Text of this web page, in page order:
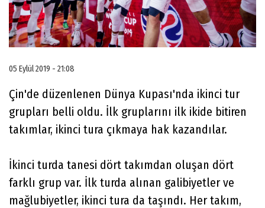
05 Eylül 2019 - 21:08
Çin'de düzenlenen Dünya Kupası'nda ikinci tur
grupları belli oldu. İlk gruplarını ilk ikide bitiren
takımlar, ikinci tura çıkmaya hak kazandılar.
İkinci turda tanesi dört takımdan oluşan dört
farklı grup var. İlk turda alınan galibiyetler ve
mağlubiyetler, ikinci tura da taşındı. Her takım,